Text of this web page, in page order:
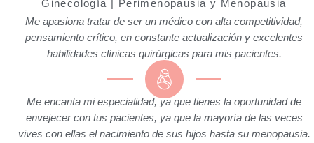
Ginecología | Perimenopausia y Menopausia
Me apasiona tratar de ser un médico con alta competitividad,
pensamiento crítico, en constante actualización y excelentes
habilidades clínicas quirúrgicas para mis pacientes.
Me encanta mi especialidad, ya que tienes la oportunidad de
envejecer con tus pacientes, ya que la mayoría de las veces
vives con ellas el nacimiento de sus hijos hasta su menopausia.